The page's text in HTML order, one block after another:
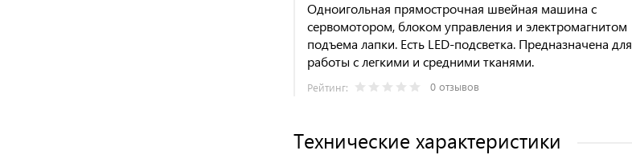
Одноигольная прямострочная швейная машина с
сервомотором, блоком управления и электромагнитом
подъема лапки. Есть LED-подсветка. Предназначена для
работы с легкими и средними тканями.
Рейтинг: 0 отзывов
Технические характеристики